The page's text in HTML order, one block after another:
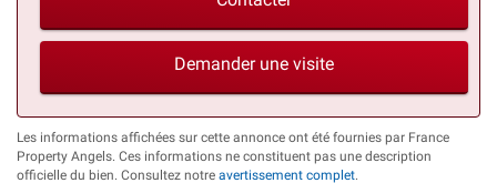
Demander une visite
Les informations affichées sur cette annonce ont été fournies par France
Property Angels. Ces informations ne constituent pas une description
officielle du bien. Consultez notre avertissement complet